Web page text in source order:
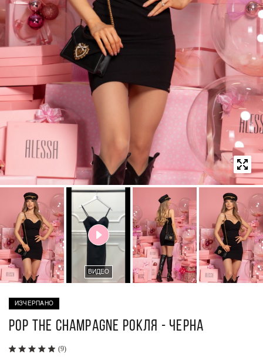
ВИДЕО
ИЗЧЕРПАНО
POP THE CHAMPAGNE РОКЛЯ - ЧЕРНА
(9)